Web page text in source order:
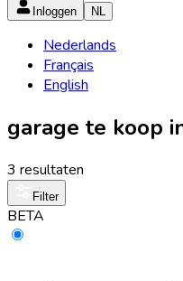
Inloggen NL
Nederlands
Français
English
garage te koop
3 resultaten
Filter
BETA